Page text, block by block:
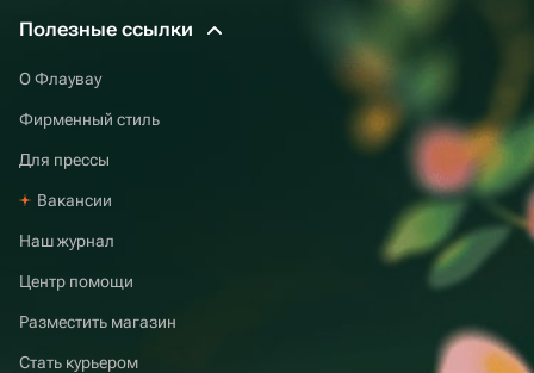
Полезные ссылки
О Флаувау
Фирменный стиль
Для прессы
Вакансии
Наш журнал
Центр помощи
Разместить магазин
Стать курьером